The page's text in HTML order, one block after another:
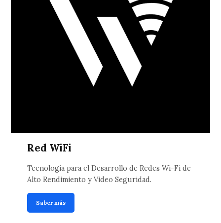
Red WiFi
Tecnología para el Desarrollo de Redes Wi-Fi de
Alto Rendimiento y Video Seguridad.
Saber más